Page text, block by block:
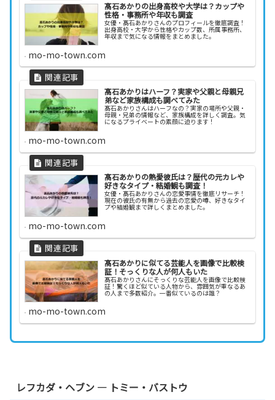
髙石あかりの出身高校や大学は？カップや
性格・事務所や年収も調査
女優・髙石あかりさんのプロフィールを徹底調査！
出身高校・大学から性格やカップ数、所属事務所、
年収まで気になる情報をまとめました。
mo-mo-town.com
髙石あかりはハーフ？実家や父親と母親兄
弟など家族構成も調べてみた
髙石あかりさんはハーフなの？実家の場所や父親・
母親・兄弟の情報など、家族構成を詳しく調査。気
になるプライベートの素顔に迫ります！
mo-mo-town.com
髙石あかりの熱愛彼氏は？歴代の元カレや
好きなタイプ・結婚観も調査！
女優・髙石あかりさんの恋愛事情を徹底リサーチ！
現在の彼氏の有無から過去の恋愛の噂、好きなタイ
プや結婚観まで詳しくまとめました。
mo-mo-town.com
髙石あかりに似てる芸能人を画像で比較検
証！そっくりな人が何人もいた
髙石あかりさんにそっくりな芸能人を画像で比較検
証！驚くほど似ている人物から、雰囲気が重なるあ
の人まで多数紹介。一番似ているのは誰？
mo-mo-town.com
レフカダ・ヘブン — トミー・バストウ